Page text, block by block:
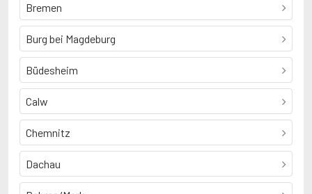
Bremen
Burg bei Magdeburg
Büdesheim
Calw
Chemnitz
Dachau